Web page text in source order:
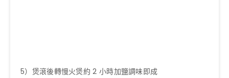
5）煲滾後轉慢火煲約 2 小時加鹽調味即成